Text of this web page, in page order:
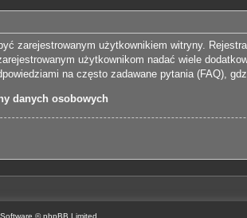
zarejestrowanym użytkownikiem witryny.
użytkownikom nadać wiele
na często zadawane pytania (FAQ),
danych osobowych
© phpBB Limited